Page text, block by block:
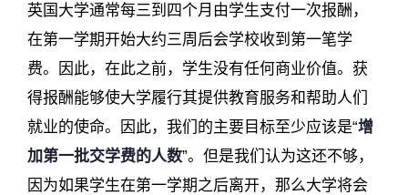
英国大学通常每三到四个月由学生支付一次报酬，
在第一学期开始大约三周后会学校收到第一笔学
费。因此，在此之前，学生没有任何商业价值。获
得报酬能够使大学履行其提供教育服务和帮助人们
就业的使命。因此，我们的主要目标至少应该是“增
加第一批交学费的人数”。但是我们认为这还不够，
因为如果学生在第一学期之后离开，那么大学将会